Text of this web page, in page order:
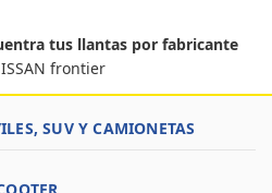
tus llantas por fabricante
frontier
SUV Y CAMIONETAS